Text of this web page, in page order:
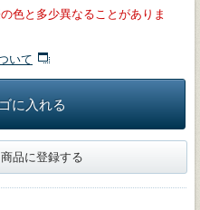
色と多少異なることがありま
いて
に入れる
品に登録する